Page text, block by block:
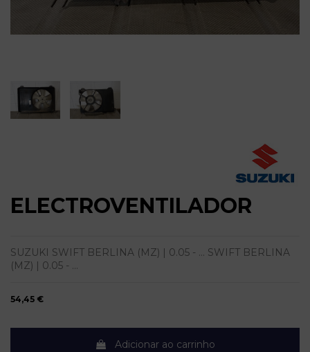
ELECTROVENTILADOR
SUZUKI SWIFT BERLINA (MZ) | 0.05 - ... SWIFT BERLINA
(MZ) | 0.05 - ...
54,45 €
Adicionar ao carrinho